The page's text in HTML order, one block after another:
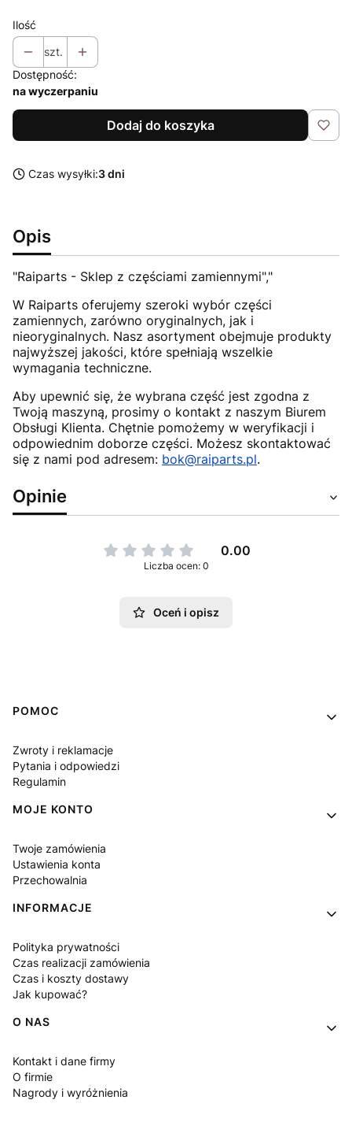
Ilość
szt.
Dostępność:
na wyczerpaniu
Dodaj do koszyka
Czas wysyłki:3 dni
Opis
"Raiparts - Sklep z częściami zamiennymi","
W Raiparts oferujemy szeroki wybór części
zamiennych, zarówno oryginalnych, jak i
nieoryginalnych. Nasz asortyment obejmuje produkty
najwyższej jakości, które spełniają wszelkie
wymagania techniczne.
Aby upewnić się, że wybrana część jest zgodna z
Twoją maszyną, prosimy o kontakt z naszym Biurem
Obsługi Klienta. Chętnie pomożemy w weryfikacji i
odpowiednim doborze części. Możesz skontaktować
się z nami pod adresem: bok@raiparts.pl.
Opinie
0.00
Liczba ocen: 0
Oceń i opisz
Linki w stopce
POMOC
Zwroty i reklamacje
Pytania i odpowiedzi
Regulamin
MOJE KONTO
Twoje zamówienia
Ustawienia konta
Przechowalnia
INFORMACJE
Polityka prywatności
Czas realizacji zamówienia
Czas i koszty dostawy
Jak kupować?
O NAS
Kontakt i dane firmy
O firmie
Nagrody i wyróżnienia